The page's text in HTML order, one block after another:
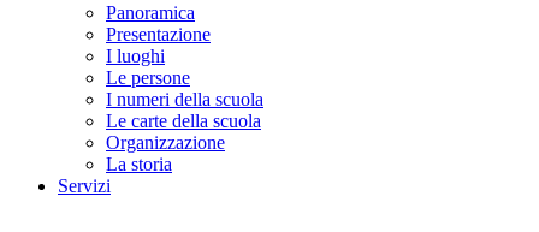
Panoramica
Presentazione
I luoghi
Le persone
I numeri della scuola
Le carte della scuola
Organizzazione
La storia
Servizi